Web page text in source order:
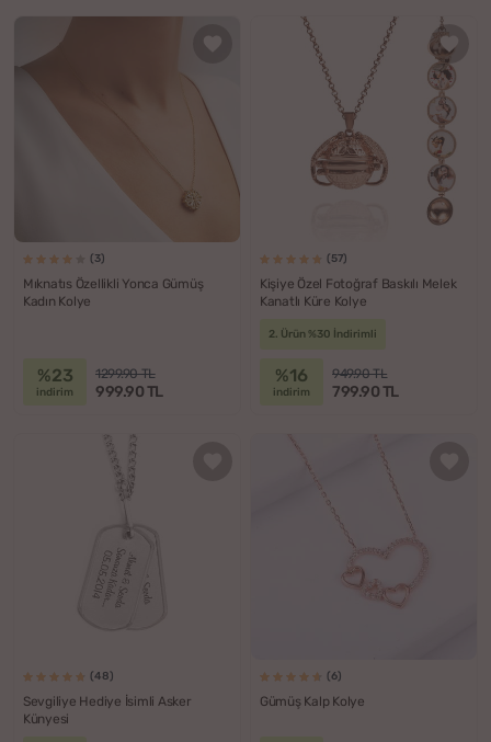
(3)
Mıknatıs Özellikli Yonca Gümüş
Kadın Kolye
%23
indirim
1299.90 TL
999.90 TL
(57)
Kişiye Özel Fotoğraf Baskılı Melek
Kanatlı Küre Kolye
2. Ürün %30 İndirimli
%16
indirim
949.90 TL
799.90 TL
(48)
Sevgiliye Hediye İsimli Asker
Künyesi
(6)
Gümüş Kalp Kolye